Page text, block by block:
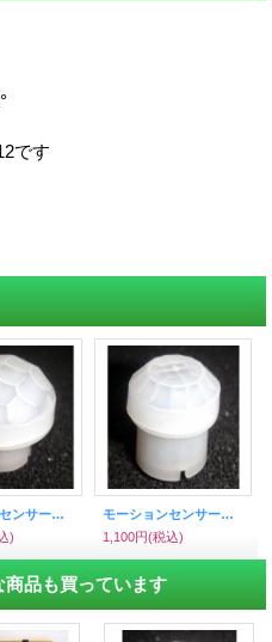
です
モーションセンサー 10ｍ検出タイプ （パナソニック製）34112
)
モーションセンサー 微動タイプ パナソニック製 32112
1,100円(税込)
品も買っています